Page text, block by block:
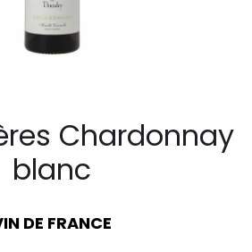
Chardonnay
blanc
DE FRANCE